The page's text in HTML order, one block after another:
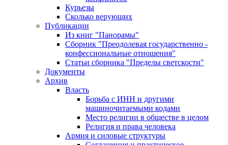
Курьезы
Сколько верующих
Публикации
Из книг "Панорамы"
Сборник "Преодолевая государственно -
конфессиональные отношения"
Статьи сборника "Пределы светскости"
Документы
Архив
Власть
Борьба с ИНН и другими
машиночитаемыми кодами
Место религии в обществе в целом
Религия и права человека
Армия и силовые структуры